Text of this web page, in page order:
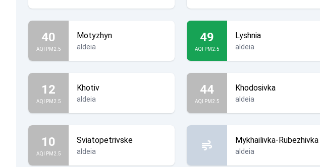
40
AQI PM2.5
Motyzhyn
aldeia
49
AQI PM2.5
Lyshnia
aldeia
12
AQI PM2.5
Khotiv
aldeia
44
AQI PM2.5
Khodosivka
aldeia
10
AQI PM2.5
Sviatopetrivske
aldeia
Mykhailivka-Rubezhivka
aldeia